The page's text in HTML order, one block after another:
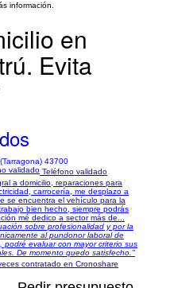
información.
en
Evita
43700
Teléfono validado
a domicilio, reparaciones para
carrocería, me desplazo a
se encuentra el vehículo para la
bien hecho, siempre podrás
mé dedico a sector más de...
sobre profesionalidad y por la
al pundonor laboral de
podré evaluar con mayor criterio sus
De momento quedo satisfecho."
contratado en Cronoshare